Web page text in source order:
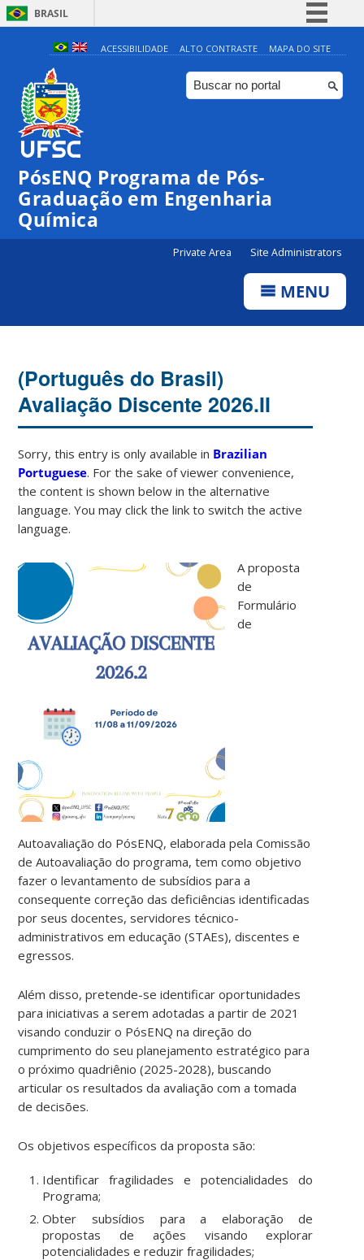
BRASIL
Simplifique!
Comunica BR
Participe
Canais
ACESSIBILIDADE ALTO CONTRASTE MAPA DO SITE
PósENQ Programa de Pós-
Graduação em Engenharia
Química
Private Area Site Administrators
MENU
(Português do Brasil)
Avaliação Discente 2026.II
Sorry, this entry is only available in Brazilian
Portuguese. For the sake of viewer convenience,
the content is shown below in the alternative
language. You may click the link to switch the active
language.
A proposta
de
Formulário
de
Autoavaliação do PósENQ, elaborada pela Comissão
de Autoavaliação do programa, tem como objetivo
fazer o levantamento de subsídios para a
consequente correção das deficiências identificadas
por seus docentes, servidores técnico-
administrativos em educação (STAEs), discentes e
egressos.
Além disso, pretende-se identificar oportunidades
para iniciativas a serem adotadas a partir de 2021
visando conduzir o PósENQ na direção do
cumprimento do seu planejamento estratégico para
o próximo quadriênio (2025-2028), buscando
articular os resultados da avaliação com a tomada
de decisões.
Os objetivos específicos da proposta são:
Identificar fragilidades e potencialidades do
Programa;
Obter subsídios para a elaboração de
propostas de ações visando explorar
potencialidades e reduzir fragilidades;